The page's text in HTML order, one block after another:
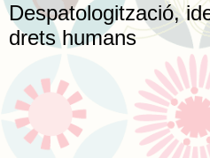
Despatologització,
drets humans